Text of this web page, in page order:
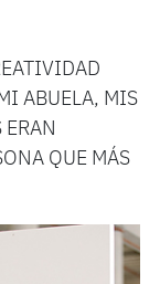
ABUELA, MIS
ERAN
QUE MÁS